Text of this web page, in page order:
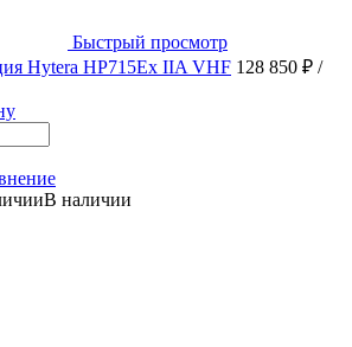
Быстрый просмотр
Hytera HP715Ex IIA VHF 128 850 ₽ /
В наличии